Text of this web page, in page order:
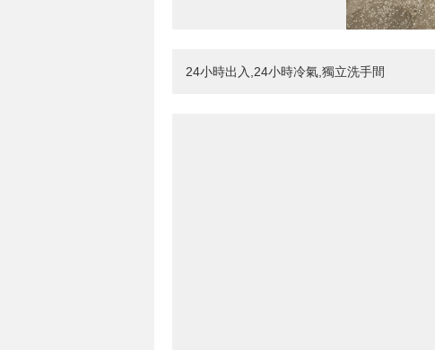
24小時出入,24小時冷氣,獨立洗手間